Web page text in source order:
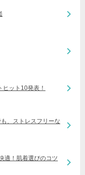
ット10発表！
、ストレスフリーな
適！肌着選びのコツ